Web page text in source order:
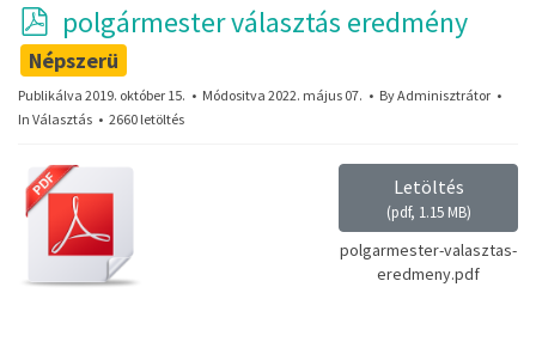
p
d
f
polgármester választás eredmény
Népszerü
Publikálva 2019. október 15. Módositva 2022. május 07. ByAdminisztrátor
In Választás 2660 letöltés
Letöltés
(pdf, 1.15 MB)
polgarmester-valasztas-
eredmeny.pdf